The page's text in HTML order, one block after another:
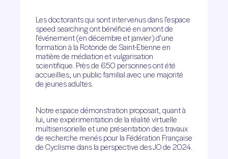
Les doctorants qui sont intervenus dans l’espace
speed searching ont bénéficié en amont de
l’événement (en décembre et janvier) d’une
formation à la Rotonde de Saint-Etienne en
matière de médiation et vulgarisation
scientifique. Près de 650 personnes ont été
accueillies, un public familial avec une majorité
de jeunes adultes.
Notre espace démonstration proposait, quant à
lui, une expérimentation de la réalité virtuelle
multisensorielle et une présentation des travaux
de recherche menés pour la Fédération Française
de Cyclisme dans la perspective des JO de 2024.